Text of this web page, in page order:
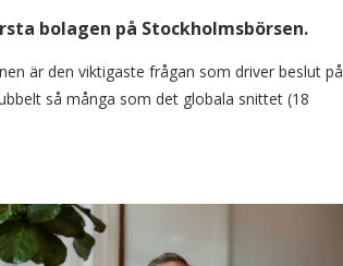
bolagen på Stockholmsbörsen.
är den viktigaste frågan som driver beslut på
så många som det globala snittet (18